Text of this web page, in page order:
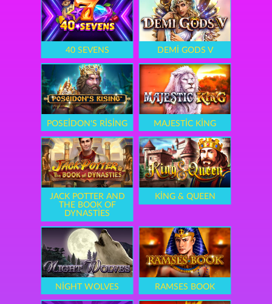
40 SEVENS DEMI GODS V
POSEIDON'S RISING MAJESTIC KING
JACK POTTER AND
THE BOOK OF
DYNASTIES
KING & QUEEN
NIGHT WOLVES RAMSES BOOK